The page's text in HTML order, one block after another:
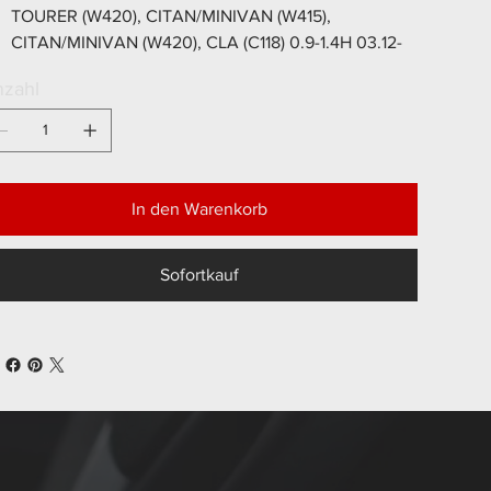
TOURER (W420), CITAN/MINIVAN (W415),
CITAN/MINIVAN (W420), CLA (C118) 0.9-1.4H 03.12-
In den Warenkorb
Sofortkauf